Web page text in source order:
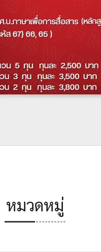
หมวดหมู่